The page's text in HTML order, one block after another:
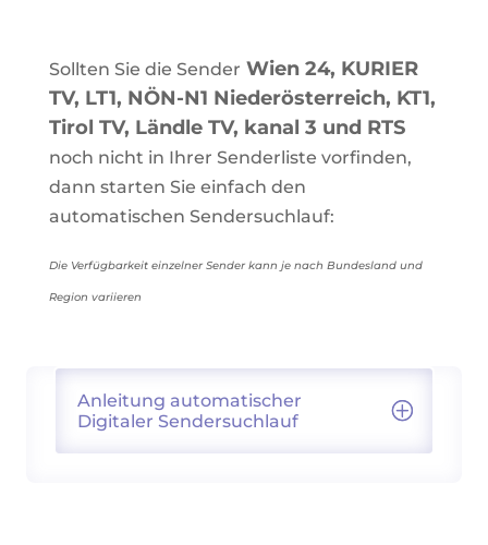
Sollten Sie die Sender Wien 24, KURIER
TV, LT1, NÖN-N1 Niederösterreich, KT1,
Tirol TV, Ländle TV, kanal 3 und RTS
noch nicht in Ihrer Senderliste vorfinden,
dann starten Sie einfach den
automatischen Sendersuchlauf:
Die Verfügbarkeit einzelner Sender kann je nach Bundesland und
Region variieren
Anleitung automatischer
Digitaler Sendersuchlauf